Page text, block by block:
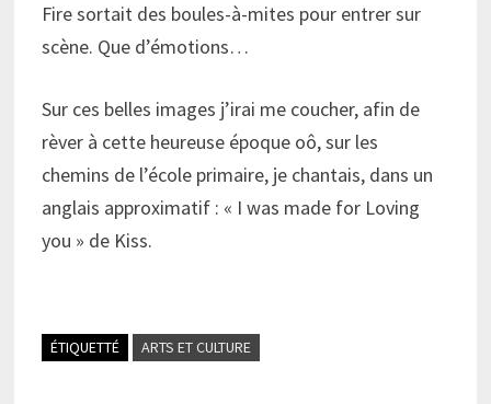
Fire sortait des boules-à-mites pour entrer sur
scène. Que d’émotions…
Sur ces belles images j’irai me coucher, afin de
rèver à cette heureuse époque oô, sur les
chemins de l’école primaire, je chantais, dans un
anglais approximatif : « I was made for Loving
you » de Kiss.
ÉTIQUETTÉ ARTS ET CULTURE